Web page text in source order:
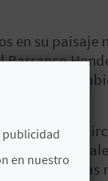
en su
y flora.
urbano.
en el
Comunitat
1, entre otras
publicidad
en nuestro